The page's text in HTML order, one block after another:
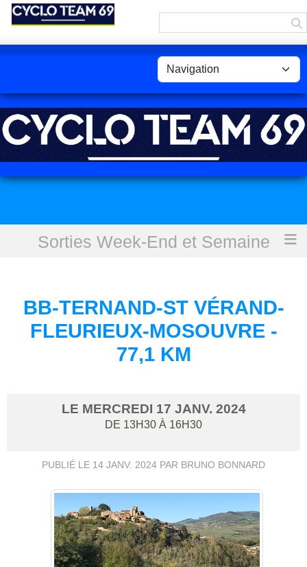
Sorties Week-End et Semaine
BB-Ternand-St Vérand-Fleurieux-Mosouvre - 77,1 km
BB-TERNAND-ST VÉRAND-
FLEURIEUX-MOSOUVRE -
77,1 KM
LE MERCREDI 17 JANV. 2024
DE 13H30 À 16H30
PUBLIÉ LE 14 JANV. 2024 PAR BRUNO BONNARD
Panneau de gestion des cookies